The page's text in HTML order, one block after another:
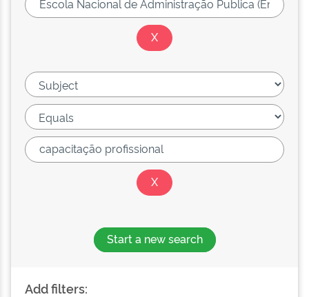
Start a new search
Add filters: